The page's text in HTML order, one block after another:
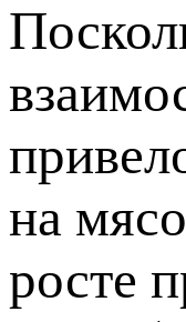
на
росте